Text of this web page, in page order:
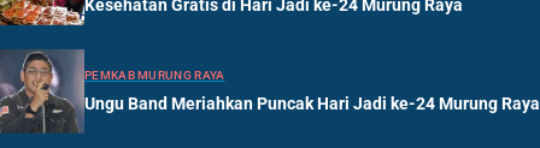
Kesehatan Gratis di Hari Jadi ke-24 Murung Raya
PEMKAB MURUNG RAYA
Ungu Band Meriahkan Puncak Hari Jadi ke-24 Murung Raya